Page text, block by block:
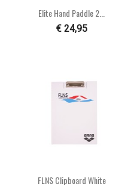
Elite Hand Paddle 2...
€ 24,95
FLNS Clipboard White